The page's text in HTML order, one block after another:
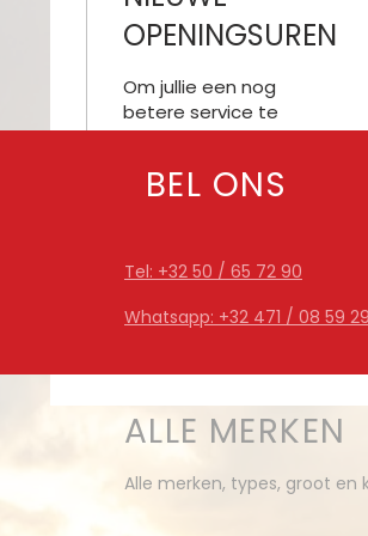
OPENINGSUREN
Om jullie een nog
betere service te
kunnen bieden hebben
aangepast. Vanaf
Maandag tot...
BEL ONS
Tel: +32 50 / 65 72 90
Whatsapp: +32 471 / 08 59 29
ALLE MERKEN
Alle merken, types, groot en